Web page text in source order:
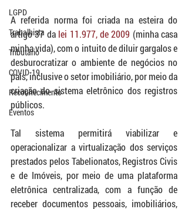
LGPD
Trabalhista
Tributário
COVID-19
Reconhecimento
Eventos
A referida norma foi criada na esteira do
artigo 37 da lei 11.977, de 2009 (minha casa
minha vida), com o intuito de diluir gargalos e
desburocratizar o ambiente de negócios no
país, inclusive o setor imobiliário, por meio da
criação do sistema eletrônico dos registros
públicos.
Tal sistema permitirá viabilizar e
operacionalizar a virtualização dos serviços
prestados pelos Tabelionatos, Registros Civis
e de Imóveis, por meio de uma plataforma
eletrônica centralizada, com a função de
receber documentos pessoais, imobiliários,